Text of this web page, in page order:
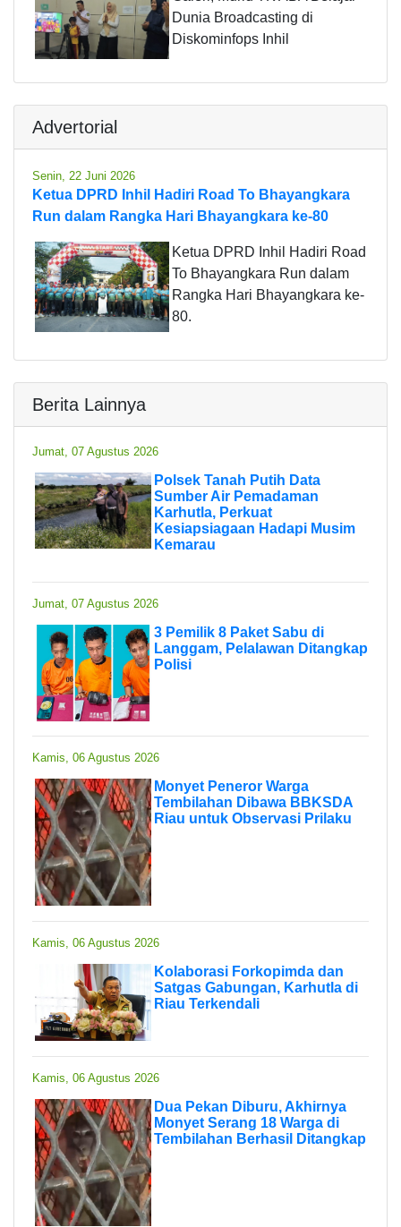
Dunia Broadcasting di
Diskominfops Inhil
Advertorial
Senin, 22 Juni 2026
Ketua DPRD Inhil Hadiri Road To Bhayangkara
Run dalam Rangka Hari Bhayangkara ke-80
Ketua DPRD Inhil Hadiri Road
To Bhayangkara Run dalam
Rangka Hari Bhayangkara ke-
80.
Berita Lainnya
Jumat, 07 Agustus 2026
Polsek Tanah Putih Data
Sumber Air Pemadaman
Karhutla, Perkuat
Kesiapsiagaan Hadapi Musim
Kemarau
Jumat, 07 Agustus 2026
3 Pemilik 8 Paket Sabu di
Langgam, Pelalawan Ditangkap
Polisi
Kamis, 06 Agustus 2026
Monyet Peneror Warga
Tembilahan Dibawa BBKSDA
Riau untuk Observasi Prilaku
Kamis, 06 Agustus 2026
Kolaborasi Forkopimda dan
Satgas Gabungan, Karhutla di
Riau Terkendali
Kamis, 06 Agustus 2026
Dua Pekan Diburu, Akhirnya
Monyet Serang 18 Warga di
Tembilahan Berhasil Ditangkap